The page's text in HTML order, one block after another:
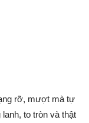
rỡ, mượt mà tự
to tròn và thật